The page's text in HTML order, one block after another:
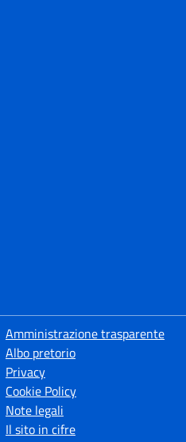
Amministrazione trasparente
Albo pretorio
Privacy
Cookie Policy
Note legali
Il sito in cifre